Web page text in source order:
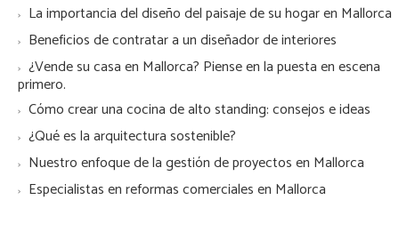
La importancia del diseño del paisaje de su hogar en Mallorca
Beneficios de contratar a un diseñador de interiores
¿Vende su casa en Mallorca? Piense en la puesta en escena
primero.
Cómo crear una cocina de alto standing: consejos e ideas
¿Qué es la arquitectura sostenible?
Nuestro enfoque de la gestión de proyectos en Mallorca
Especialistas en reformas comerciales en Mallorca